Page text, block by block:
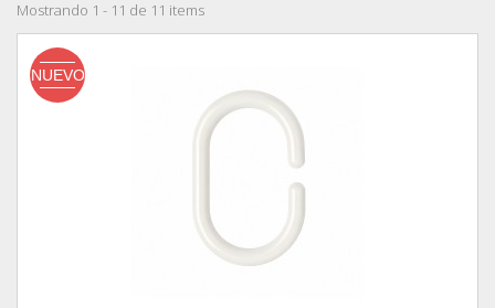
Mostrando 1 - 11 de 11 items
NUEVO